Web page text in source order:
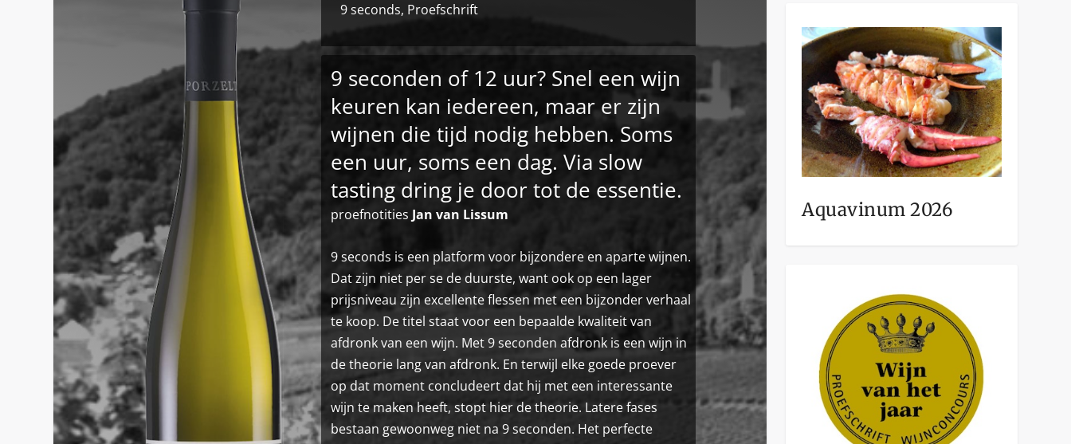
9 seconds, Proefschrift
9 seconden of 12 uur? Snel een wijn
keuren kan iedereen, maar er zijn
wijnen die tijd nodig hebben. Soms
een uur, soms een dag. Via slow
tasting dring je door tot de essentie.
proefnotities Jan van Lissum
9 seconds is een platform voor bijzondere en aparte wijnen.
Dat zijn niet per se de duurste, want ook op een lager
prijsniveau zijn excellente flessen met een bijzonder verhaal
te koop. De titel staat voor een bepaalde kwaliteit van
afdronk van een wijn. Met 9 seconden afdronk is een wijn in
de theorie lang van afdronk. En terwijl elke goede proever
op dat moment concludeert dat hij met een interessante
wijn te maken heeft, stopt hier de theorie. Latere fases
bestaan gewoonweg niet na 9 seconden. Het perfecte
Aquavinum 2026